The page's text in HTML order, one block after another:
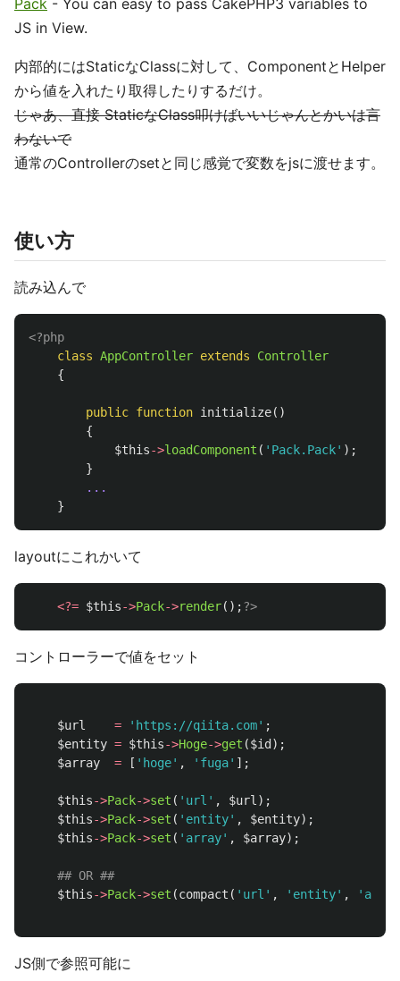
Pack - You can easy to pass CakePHP3 variables to
JS in View.
内部的にはStaticなClassに対して、ComponentとHelper
から値を入れたり取得したりするだけ。
じゃあ、直接 StaticなClass叩けばいいじゃんとかいは言
わないで
通常のControllerのsetと同じ感覚で変数をjsに渡せます。
使い方
読み込んで
<?php
class AppController extends
Controller
{
public function initialize()
{
$this->loadComponent ( 'Pack.Pack' );
}
...
}
layoutにこれかいて
<?= $this->Pack->render();?>
コントローラーで値をセット
$url = 'https://qiita.com' ;
$entity = $this->Hoge->get ($id );
$array
= [ 'hoge' , 'fuga' ];
$this->Pack->set ( 'url' , $url );
$this->Pack->set ( 'entity' , $entity);
$this->Pack->set ( 'array' , $array);
## OR ##
$this->Pack->set (compact ( 'url' , 'entity' ,
JS側で参照可能に